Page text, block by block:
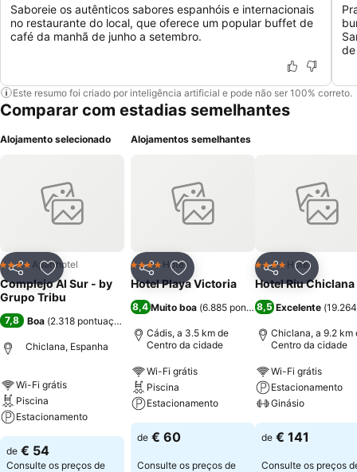
Saboreie os autênticos sabores espanhóis e internacionais
no restaurante do local, que oferece um popular buffet de
café da manhã de junho a setembro.
Este resumo foi criado por inteligência artificial e pode não ser 100% correto.
Comparar com estadias semelhantes
Alojamento selecionado
PartilharAdicionar aos favoritos
4 EstrelasAparthotel
Complejo Al Sur - by
Grupo Tribu
7,8 Boa (2.318 pontuações
Chiclana, Espanha
Wi-Fi grátis
Piscina
Estacionamento
de € 54
Consulte os preços de
Alojamentos semelhantes
PartilharAdicionar aos favoritos
4 EstrelasHotel
Hotel Playa Victoria
8,4 Muito boa (6.885 pontuações)
Cádis, a 3.5 km de
Centro da cidade
Wi-Fi grátis
Piscina
Estacionamento
de € 60
Consulte os preços de
Partilhar
4 EstrelasHotel
Hotel Riu Chiclana
8,5 Excelente (
Chiclana, a 9.2 km
Centro da cidade
Wi-Fi grátis
Estacionamento
Ginásio
de € 141
Consulte os preços